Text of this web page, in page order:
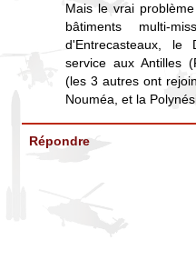
Mais le vrai
bâtiments multi-
d'Entrecasteaux, le
service aux Antilles
(les 3 autres ont
Nouméa, et la
Répondre